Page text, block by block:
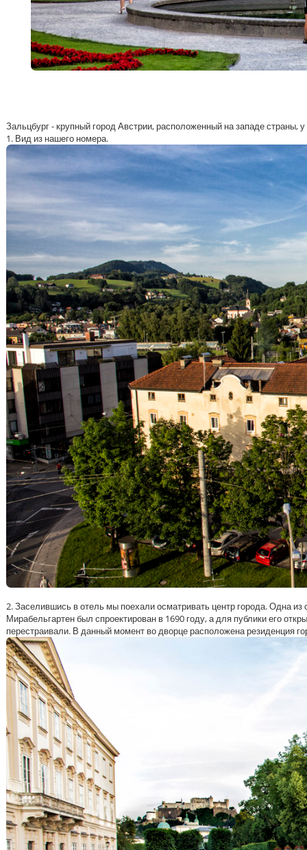
Зальцбург - крупный город Австрии, расположенный на западе страны,
1. Вид из нашего номера.
2. Заселившись в отель мы поехали осматривать центр города. Одна
Мирабельгартен был спроектирован в 1690 году, а для публики его
перестраивали. В данный момент во дворце расположена резиденция